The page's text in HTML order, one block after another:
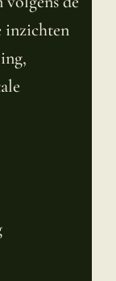
inzichten